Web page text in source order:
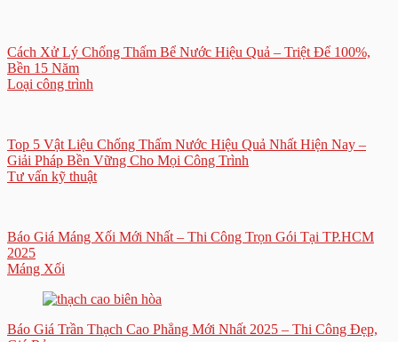
Cách Xử Lý Chống Thấm Bể Nước Hiệu Quả – Triệt Để 100%,
Bền 15 Năm
Loại công trình
Top 5 Vật Liệu Chống Thấm Nước Hiệu Quả Nhất Hiện Nay –
Giải Pháp Bền Vững Cho Mọi Công Trình
Tư vấn kỹ thuật
Báo Giá Máng Xối Mới Nhất – Thi Công Trọn Gói Tại TP.HCM
2025
Máng Xối
Báo Giá Trần Thạch Cao Phẳng Mới Nhất 2025 – Thi Công Đẹp,